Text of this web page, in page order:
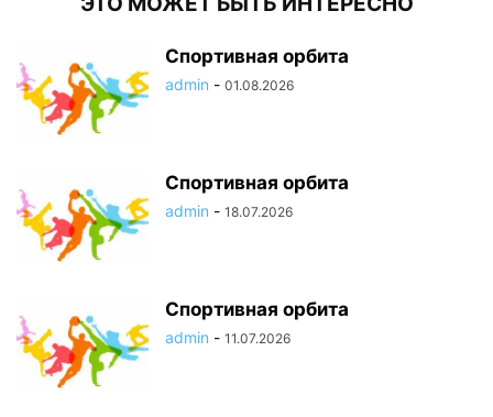
Спортивная орбита
admin - 01.08.2026
Спортивная орбита
admin - 18.07.2026
Спортивная орбита
admin - 11.07.2026